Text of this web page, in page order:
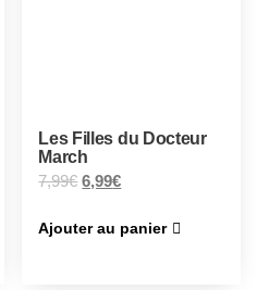
Les Filles du Docteur
March
7,99€ 6,99€
Ajouter au panier